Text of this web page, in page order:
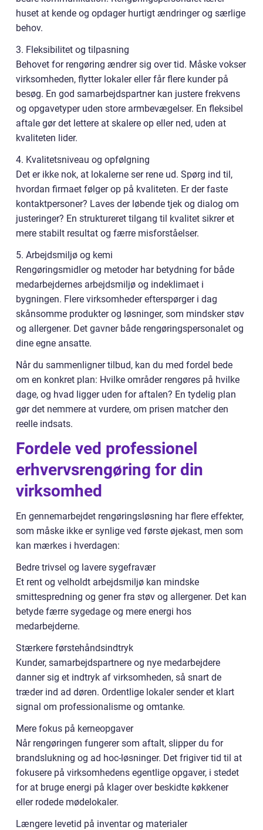
huset at kende og opdager hurtigt ændringer og særlige
behov.
3. Fleksibilitet og tilpasning
Behovet for rengøring ændrer sig over tid. Måske vokser
virksomheden, flytter lokaler eller får flere kunder på
besøg. En god samarbejdspartner kan justere frekvens
og opgavetyper uden store armbevægelser. En fleksibel
aftale gør det lettere at skalere op eller ned, uden at
kvaliteten lider.
4. Kvalitetsniveau og opfølgning
Det er ikke nok, at lokalerne ser rene ud. Spørg ind til,
hvordan firmaet følger op på kvaliteten. Er der faste
kontaktpersoner? Laves der løbende tjek og dialog om
justeringer? En struktureret tilgang til kvalitet sikrer et
mere stabilt resultat og færre misforståelser.
5. Arbejdsmiljø og kemi
Rengøringsmidler og metoder har betydning for både
medarbejdernes arbejdsmiljø og indeklimaet i
bygningen. Flere virksomheder efterspørger i dag
skånsomme produkter og løsninger, som mindsker støv
og allergener. Det gavner både rengøringspersonalet og
dine egne ansatte.
Når du sammenligner tilbud, kan du med fordel bede
om en konkret plan: Hvilke områder rengøres på hvilke
dage, og hvad ligger uden for aftalen? En tydelig plan
gør det nemmere at vurdere, om prisen matcher den
reelle indsats.
Fordele ved professionel
erhvervsrengøring for din
virksomhed
En gennemarbejdet rengøringsløsning har flere effekter,
som måske ikke er synlige ved første øjekast, men som
kan mærkes i hverdagen:
Bedre trivsel og lavere sygefravær
Et rent og velholdt arbejdsmiljø kan mindske
smittespredning og gener fra støv og allergener. Det kan
betyde færre sygedage og mere energi hos
medarbejderne.
Stærkere førstehåndsindtryk
Kunder, samarbejdspartnere og nye medarbejdere
danner sig et indtryk af virksomheden, så snart de
træder ind ad døren. Ordentlige lokaler sender et klart
signal om professionalisme og omtanke.
Mere fokus på kerneopgaver
Når rengøringen fungerer som aftalt, slipper du for
brandslukning og ad hoc-løsninger. Det frigiver tid til at
fokusere på virksomhedens egentlige opgaver, i stedet
for at bruge energi på klager over beskidte køkkener
eller rodede mødelokaler.
Længere levetid på inventar og materialer